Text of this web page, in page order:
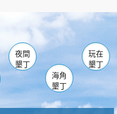
南仁湖
佳樂水
森林遊樂區
墾管處遊客中心
社頂公園 風吹沙
船帆石 龍磐公園
香蕉灣
砂島
鵝鑾鼻
夜間
墾丁
海角
墾丁
玩在
墾丁